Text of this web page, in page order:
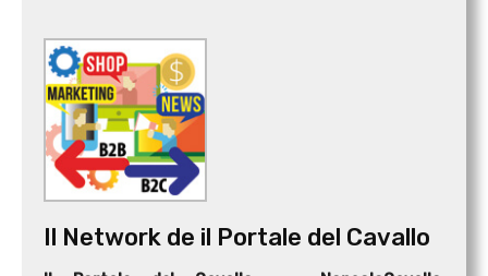
Il Network de il Portale del Cavallo